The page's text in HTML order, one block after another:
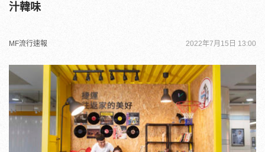
汁韓味
MF流行速報 2022年7月15日 13:00